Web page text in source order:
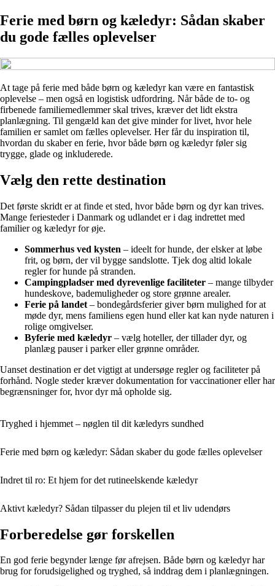
Ferie med børn og kæledyr: Sådan skaber
du gode fælles oplevelser
At tage på ferie med både børn og kæledyr kan være en fantastisk
oplevelse – men også en logistisk udfordring. Når både de to- og
firbenede familiemedlemmer skal trives, kræver det lidt ekstra
planlægning. Til gengæld kan det give minder for livet, hvor hele
familien er samlet om fælles oplevelser. Her får du inspiration til,
hvordan du skaber en ferie, hvor både børn og kæledyr føler sig
trygge, glade og inkluderede.
Vælg den rette destination
Det første skridt er at finde et sted, hvor både børn og dyr kan trives.
Mange feriesteder i Danmark og udlandet er i dag indrettet med
familier og kæledyr for øje.
Sommerhus ved kysten – ideelt for hunde, der elsker at løbe
frit, og børn, der vil bygge sandslotte. Tjek dog altid lokale
regler for hunde på stranden.
Campingpladser med dyrevenlige faciliteter – mange tilbyder
hundeskove, bademuligheder og store grønne arealer.
Ferie på landet – bondegårdsferier giver børn mulighed for at
møde dyr, mens familiens egen hund eller kat kan nyde naturen i
rolige omgivelser.
Byferie med kæledyr – vælg hoteller, der tillader dyr, og
planlæg pauser i parker eller grønne områder.
Uanset destination er det vigtigt at undersøge regler og faciliteter på
forhånd. Nogle steder kræver dokumentation for vaccinationer eller har
begrænsninger for, hvor dyr må opholde sig.
Tryghed i hjemmet – nøglen til dit kæledyrs sundhed
Ferie med børn og kæledyr: Sådan skaber du gode fælles oplevelser
Indret til ro: Et hjem for det rutineelskende kæledyr
Aktivt kæledyr? Sådan tilpasser du plejen til et liv udendørs
Forberedelse gør forskellen
En god ferie begynder længe før afrejsen. Både børn og kæledyr har
brug for forudsigelighed og tryghed, så inddrag dem i planlægningen.